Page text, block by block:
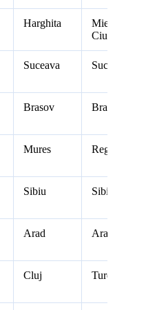
Harghita
Miercurea
Ciuc
Suceava Suceava
Brasov Brasov
Mures Reghin
Sibiu Sibiu
Arad Arad
Cluj Turda